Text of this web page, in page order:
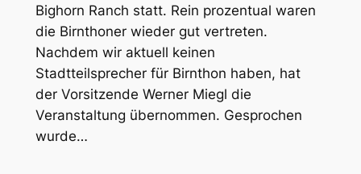
Bighorn Ranch statt. Rein prozentual waren
die Birnthoner wieder gut vertreten.
Nachdem wir aktuell keinen
Stadtteilsprecher für Birnthon haben, hat
der Vorsitzende Werner Miegl die
Veranstaltung übernommen. Gesprochen
wurde…